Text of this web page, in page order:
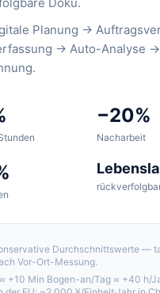
Planung →
→ Auto-Analyse
−20%
Nacharbeit
Durchschnittswerte —
Vor-Ort-Messung.
+10 Min Bogen-an/Tag ≈ +40 h/